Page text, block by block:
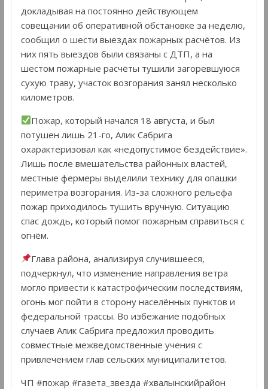
докладывая на постоянно действующем
совещании об оперативной обстановке за неделю,
сообщил о шести выездах пожарных расчётов. Из
них пять выездов были связаны с ДТП, а на
шестом пожарные расчёты тушили загоревшуюся
сухую траву, участок возгорания занял несколько
километров.
Пожар, который начался 18 августа, и был
потушен лишь 21-го, Алик Сабрига
охарактеризовал как «недопустимое бездействие».
Лишь после вмешательства районных властей,
местные фермеры выделили технику для опашки
периметра возгорания. Из-за сложного рельефа
пожар приходилось тушить вручную. Ситуацию
спас дождь, который помог пожарным справиться с
огнём.
Глава района, анализируя случившееся,
подчеркнул, что изменение направления ветра
могло привести к катастрофическим последствиям,
огонь мог пойти в сторону населённых пунктов и
федеральной трассы. Во избежание подобных
случаев Алик Сабрига предложил проводить
совместные межведомственные учения с
привлечением глав сельских муниципалитетов.
ЧП #пожар #газета_звезда #хвалынскийрайон